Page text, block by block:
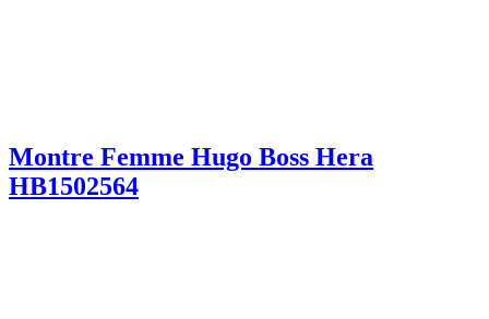
Montre Femme Hugo Boss Hera
HB1502564